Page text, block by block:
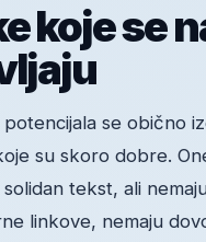
koje se
potencijala se obično
su skoro dobre.
tekst, ali
linkove, nemaju